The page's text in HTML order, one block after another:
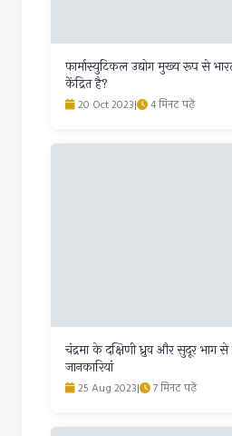
फार्मास्युटिकल उद्योग मुख्य रूप से
केंद्रित है?
20 Oct 2023| 4 मिनट पढ़ें
चंद्रमा के दक्षिणी ध्रुव और सुदूर भाग
जानकारियां
25 Aug 2023| 7 मिनट पढ़ें